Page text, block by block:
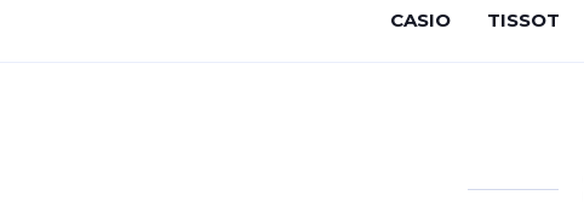
CASIO TISSOT